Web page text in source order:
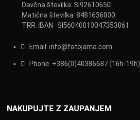
Davčna številka: SI92610650
Matična številka: 8481636000
TRR: IBAN SI56040010047353061
Email: info@fotojama.com
Phone: +386(0)40386687 (16h-19h)
NAKUPUJTE Z ZAUPANJEM